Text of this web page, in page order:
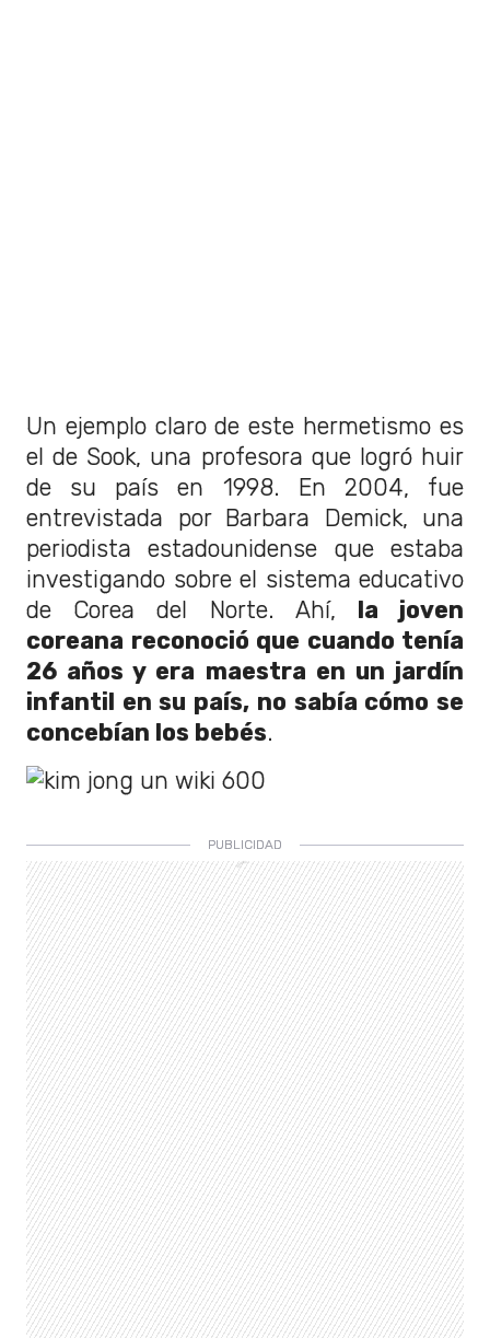
Un ejemplo claro de este hermetismo es
el de Sook, una profesora que logró huir
de su país en 1998. En 2004, fue
entrevistada por Barbara Demick, una
periodista estadounidense que estaba
investigando sobre el sistema educativo
de Corea del Norte. Ahí, la joven
coreana reconoció que cuando tenía
26 años y era maestra en un jardín
infantil en su país, no sabía cómo se
concebían los bebés.